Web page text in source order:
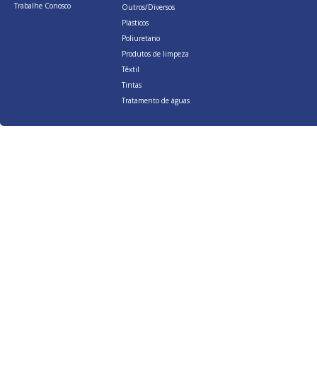
Trabalhe Conosco
Outros/Diversos
Plásticos
Poliuretano
Produtos de limpeza
Têxtil
Tintas
Tratamento de águas